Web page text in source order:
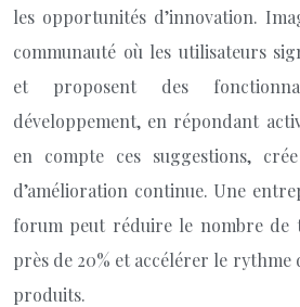
les opportunités d’innovation.
communauté où les utilisateurs
et proposent des
développement, en répondant
en compte ces suggestions,
d’amélioration continue. Une
forum peut réduire le nombre de
près de 20% et accélérer le rythme
produits.